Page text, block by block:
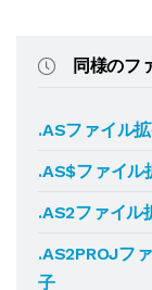
同様のフ
.ASファイル
.AS$ファイル
.AS2ファイル
.AS2PROJフ
子